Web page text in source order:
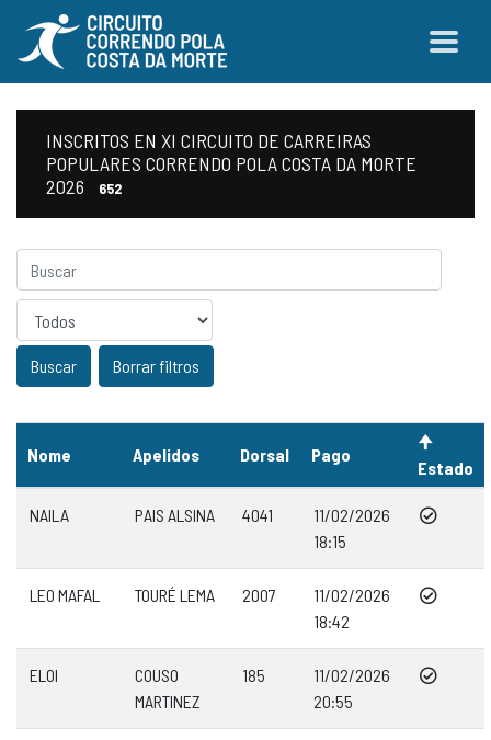
INSCRITOS EN XI CIRCUITO DE CARREIRAS
POPULARES CORRENDO POLA COSTA DA MORTE
2026
652
Sexo
Borrar filtros
Nome Apelidos Dorsal Pago
Estado
NAILA PAIS ALSINA 4041
11/02/2026
18:15
LEO MAFAL TOURÉ LEMA 2007
11/02/2026
18:42
ELOI
COUSO
MARTINEZ
185
11/02/2026
20:55